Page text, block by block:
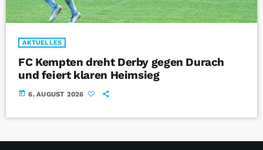
AKTUELLES
FC Kempten dreht Derby gegen Durach
und feiert klaren Heimsieg
today 6. AUGUST 2026